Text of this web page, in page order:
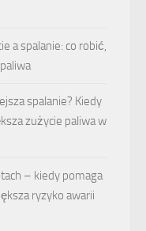
a spalanie: co robić,
spalanie? Kiedy
zużycie paliwa w
– kiedy pomaga
ryzyko awarii